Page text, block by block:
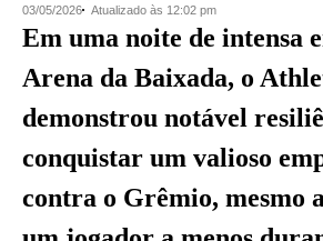
03/05/2026 Atualizado às 12:02 pm
Em uma noite de intensa
Arena da Baixada, o
demonstrou notável
conquistar um valioso
contra o Grêmio, mesmo